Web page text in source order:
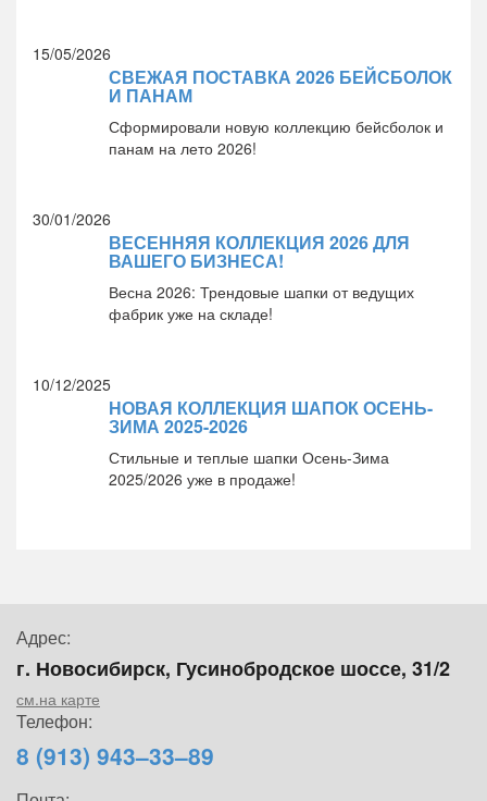
15/05/2026
СВЕЖАЯ ПОСТАВКА 2026 БЕЙСБОЛОК
И ПАНАМ
Сформировали новую коллекцию бейсболок и
панам на лето 2026!
30/01/2026
ВЕСЕННЯЯ КОЛЛЕКЦИЯ 2026 ДЛЯ
ВАШЕГО БИЗНЕСА!
Весна 2026: Трендовые шапки от ведущих
фабрик уже на складе!
10/12/2025
НОВАЯ КОЛЛЕКЦИЯ ШАПОК ОСЕНЬ-
ЗИМА 2025-2026
Стильные и теплые шапки Осень-Зима
2025/2026 уже в продаже!
Адрес:
г. Новосибирск, Гусинобродское шоссе, 31/2
см.на карте
Телефон:
8 (913) 943–33–89